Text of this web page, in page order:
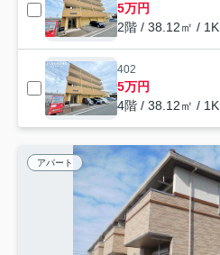
5万円
2階 / 38.12㎡ / 1K
402
5万円
4階 / 38.12㎡ / 1K
アパート